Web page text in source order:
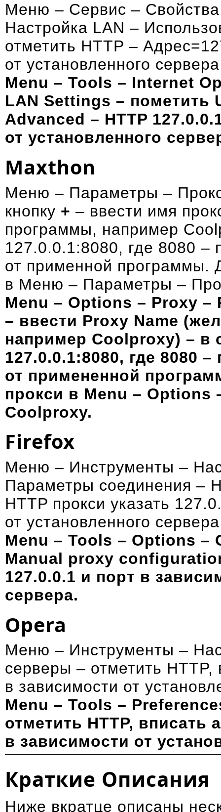
Меню – Сервис –
Настройка LAN –
отметить HTTP –
от установленного
Menu – Tools – Internet
LAN Settings – пометить
Advanced – HTTP
от установленного
Maxthon
Меню – Параметры –
кнопку + – ввести имя
программы, например
127.0.0.1:8080, где 8080 –
от применной программы.
в Меню – Параметры –
Menu – Options – Proxy
– ввести Proxy Name
например Coolproxy) – в
127.0.0.1:8080, где 8080
от примененной
прокси в Menu –
Coolproxy.
Firefox
Меню – Инструменты –
Параметры соединения –
HTTP прокси указать
от установленного
Menu – Tools – Options –
Manual proxy
127.0.0.1 и порт в
сервера.
Opera
Меню – Инструменты –
серверы – отметить
в зависимости от
Menu – Tools –
отметить HTTP, вписать
в зависимости от
Краткие Описания
Ниже вкратце описаны